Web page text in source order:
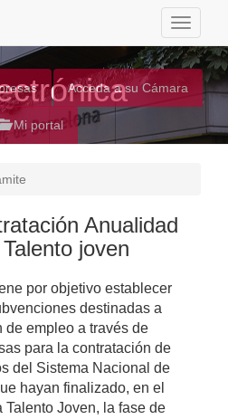
Toggle
Acceda a su Cámara
Mi portal
Anualidad
joven
por objetivo establecer
destinadas a
de empleo a través de
para la contratación de
del Sistema Nacional de
hayan finalizado, en el
Talento Joven, la fase de